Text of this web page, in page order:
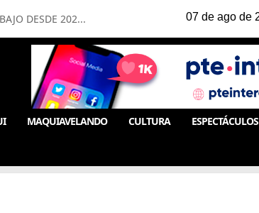
DESDE 202...
MAQUIAVELANDO CULTURA ESPECTÁCULOS